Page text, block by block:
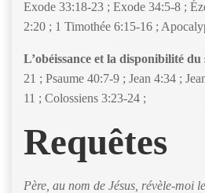
Exode 33:18-23 ; Exode 34:5-8 ;
2:20 ; 1 Timothée 6:15-16 ;
L’obéissance et la disponibilité
21 ; Psaume 40:7-9 ; Jean 4:34 ;
11 ; Colossiens 3:23-24 ;
Requêtes
Père, au nom de Jésus, révèle-moi